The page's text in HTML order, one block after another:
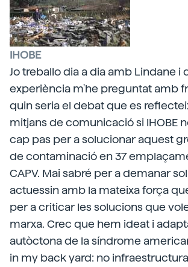
IHOBE
Jo treballo dia a dia amb Lindane i
experiència m'he preguntat amb
quin seria el debat que es
mitjans de comunicació si IHOBE
cap pas per a solucionar aquest
de contaminació en 37
CAPV. Mai sabré per a demanar
actuessin amb la mateixa força
per a criticar les solucions que
marxa. Crec que hem ideat i
autòctona de la síndrome
in my back yard: no